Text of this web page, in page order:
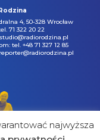
4, 50-328 Wrocław
71 322 20 22
tel. +48 71 327 12 85
najwyższa